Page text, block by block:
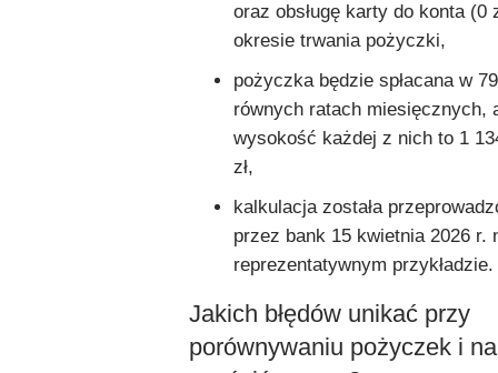
oraz obsługę karty do konta (0
okresie trwania pożyczki,
pożyczka będzie spłacana w 79
równych ratach miesięcznych,
wysokość każdej z nich to 1
zł,
kalkulacja została
przez bank 15 kwietnia 2026 r.
reprezentatywnym przykładzie.
Jakich błędów unikać przy
porównywaniu pożyczek i